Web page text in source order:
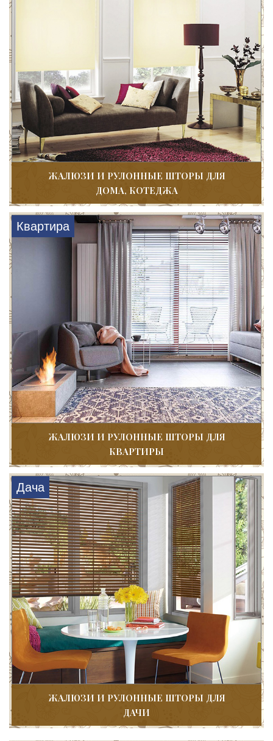
ЖАЛЮЗИ И РУЛОННЫЕ ШТОРЫ ДЛЯ
ДОМА, КОТЕДЖА
Квартира
ЖАЛЮЗИ И РУЛОННЫЕ ШТОРЫ ДЛЯ
КВАРТИРЫ
Дача
ЖАЛЮЗИ И РУЛОННЫЕ ШТОРЫ ДЛЯ
ДАЧИ